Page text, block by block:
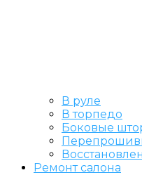
В руле
В торпедо
Боковые
Ремонт салона